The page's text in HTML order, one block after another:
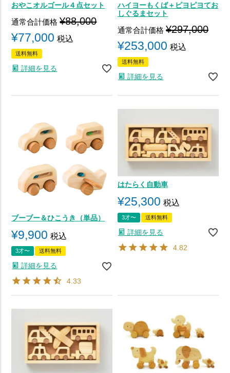
おやこオルゴール４点セット
通常合計価格 ¥88,000
¥77,000 税込
送料無料
詳細を見る
ハイヨーもくば＋ピヨピヨてお
しぐるまセット
通常合計価格 ¥297,000
¥253,000 税込
送料無料
詳細を見る
ブーブー＆ひこうき（単品）
¥9,900 税込
3才〜 送料無料
詳細を見る
4.33
はたらく自動車
¥25,300 税込
3才〜 送料無料
詳細を見る
4.82